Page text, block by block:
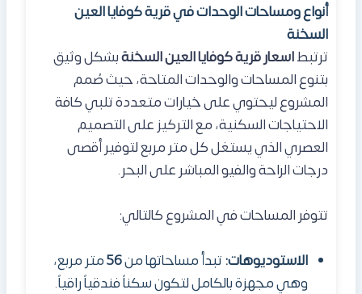
أنواع ومساحات الوحدات في قرية كوفايا العين
السخنة
ترتبطاسعار قرية كوفايا العين السخنةبشكل وثيق
بتنوع المساحات والوحدات المتاحة، حيث صُمم
المشروع ليحتوي على خيارات متعددة تلبي كافة
الاحتياجات السكنية، مع التركيز على التصميم
العصري الذي يستغل كل متر مربع لتوفير أقصى
درجات الراحة والفيو المباشر على البحر.
تتوفر المساحات في المشروع كالتالي:
الاستوديوهات:تبدأ مساحاتها من56متر مربع،
وهي مجهزة بالكامل لتكون سكناً فندقياً راقياً.